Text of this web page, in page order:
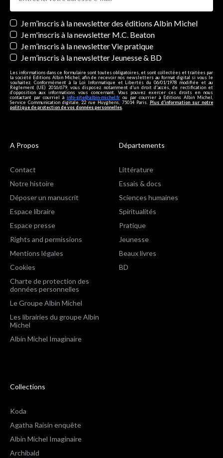
Newsletters
Je m’inscris à la newsletter des éditions Albin Michel
Je m'inscris à la newsletter M.C. Beaton
Je m’inscris à la newsletter Vie pratique
Je m’inscris à la newsletter Jeunesse & BD
Les informations dans ce formulaire sont toutes obligatoires, et sont collectées et traitées par
la société Editions Albin Michel, afin de recevoir nos newsletters au format digital si vous le
souhaitez. Conformément à la Loi Informatique et Libertés du 06/01/1978 modifiée et au
Règlement (UE) 2016/679, vous disposez notamment d'un droit d'accès, de rectification et
d’opposition aux informations vous concernant. Vous pouvez exercer ces droits en nous
contactant par courriel à info-site@albin-michel.fr ou par courrier à Editions Albin Michel,
Service Communication digitale, 22 rue Huyghens, 75014 Paris. Plus d’information sur notre
politique de protection de vos données personnelles
A Propos
Contact
Notre histoire
Déposer un manuscrit
Espace libraire
Espace presse
Rights and permissions
Mentions légales
Cookies
Charte de protection des
données personnelles
Le Groupe Albin Michel
Les librairies du groupe Albin
Michel
Albin Michel Imaginaire
Départements
Littérature
Essais & docs
Sciences humaines
Spiritualités
Pratique
Jeunesse
Beaux livres
BD
Collections
Koda
Agatha Raisin enquête
Albin Michel Imaginaire
Archibald